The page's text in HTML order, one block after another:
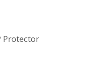
Protector